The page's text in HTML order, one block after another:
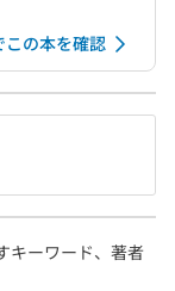
の本を確認
キーワード、著者